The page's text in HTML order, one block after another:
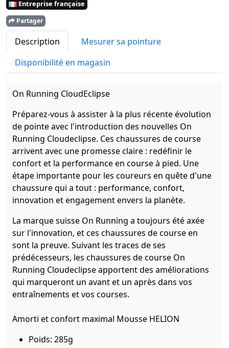
Entreprise française
Partager
Description
Mesurer sa pointure
Disponibilité en magasin
On Running CloudEclipse
Préparez-vous à assister à la plus récente évolution
de pointe avec l'introduction des nouvelles On
Running Cloudeclipse. Ces chaussures de course
arrivent avec une promesse claire : redéfinir le
confort et la performance en course à pied. Une
étape importante pour les coureurs en quête d'une
chaussure qui a tout : performance, confort,
innovation et engagement envers la planète.
La marque suisse On Running a toujours été axée
sur l'innovation, et ces chaussures de course en
sont la preuve. Suivant les traces de ses
prédécesseurs, les chaussures de course On
Running Cloudeclipseapportent des améliorations
qui marqueront un avant et un après dans vos
entraînements et vos courses.
Amorti et confort maximal Mousse HELION
Poids: 285g